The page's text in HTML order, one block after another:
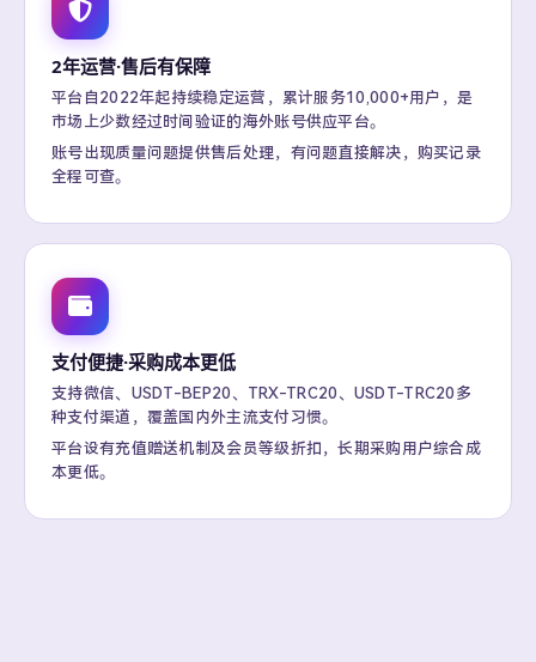
2年运营·售后有保障
平台自2022年起持续稳定运营，累计服务10,000+用户，是
市场上少数经过时间验证的海外账号供应平台。
账号出现质量问题提供售后处理，有问题直接解决，购买记录
全程可查。
支付便捷·采购成本更低
支持微信、USDT-BEP20、TRX-TRC20、USDT-TRC20多
种支付渠道，覆盖国内外主流支付习惯。
平台设有充值赠送机制及会员等级折扣，长期采购用户综合成
本更低。